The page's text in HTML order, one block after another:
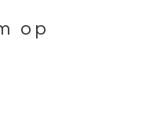
op